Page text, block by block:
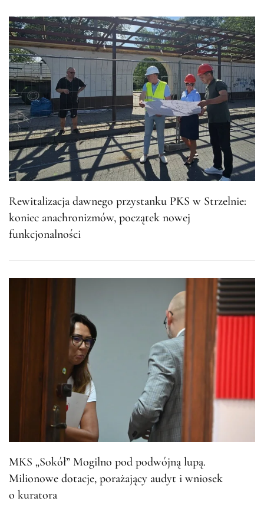
Rewitalizacja dawnego przystanku PKS w Strzelnie:
koniec anachronizmów, początek nowej
funkcjonalności
MKS „Sokół” Mogilno pod podwójną lupą.
Milionowe dotacje, porażający audyt i wniosek
o kuratora